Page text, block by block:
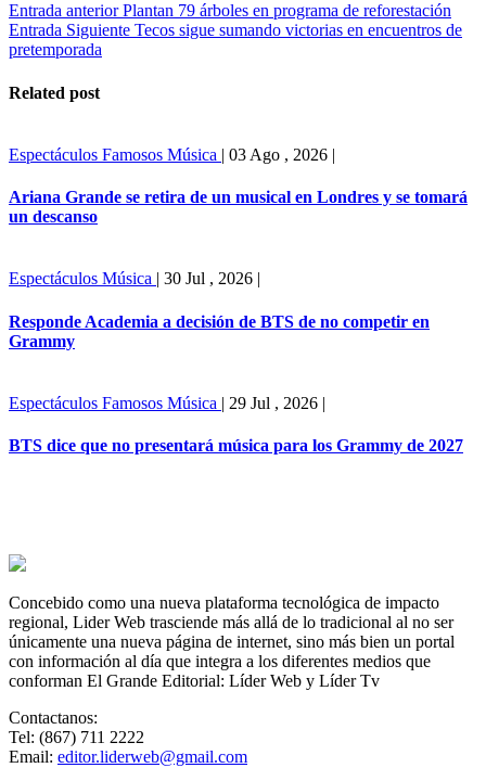
Entrada anterior Plantan 79 árboles en programa de reforestación
Entrada Siguiente Tecos sigue sumando victorias en encuentros de
pretemporada
Related post
Espectáculos Famosos Música | 03 Ago , 2026 |
Ariana Grande se retira de un musical en Londres y se tomará
un descanso
Espectáculos Música | 30 Jul , 2026 |
Responde Academia a decisión de BTS de no competir en
Grammy
Espectáculos Famosos Música | 29 Jul , 2026 |
BTS dice que no presentará música para los Grammy de 2027
Concebido como una nueva plataforma tecnológica de impacto
regional, Lider Web trasciende más allá de lo tradicional al no ser
únicamente una nueva página de internet, sino más bien un portal
con información al día que integra a los diferentes medios que
conforman El Grande Editorial: Líder Web y Líder Tv
Contactanos:
Tel: (867) 711 2222
Email: editor.liderweb@gmail.com